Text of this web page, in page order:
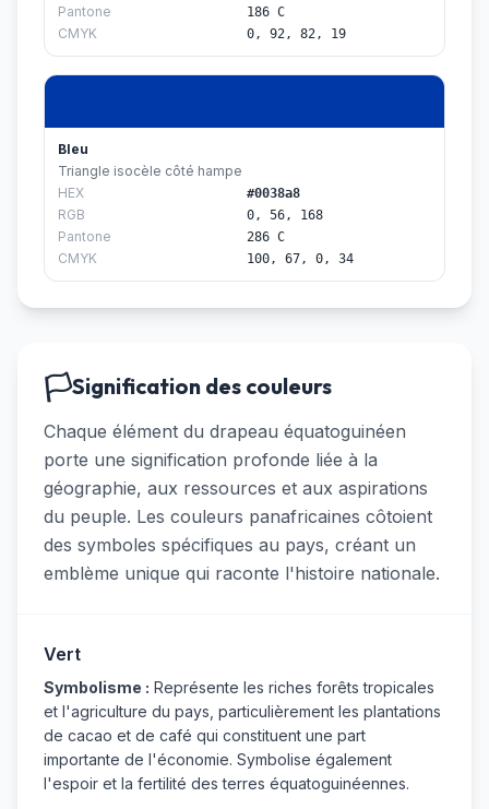
Pantone 186 C
CMYK 0, 92, 82, 19
Bleu
Triangle isocèle côté hampe
HEX
#0038a8
RGB 0, 56, 168
Pantone 286 C
CMYK 100, 67, 0, 34
🏳️Signification des couleurs
Chaque élément du drapeau équatoguinéen
porte une signification profonde liée à la
géographie, aux ressources et aux aspirations
du peuple. Les couleurs panafricaines côtoient
des symboles spécifiques au pays, créant un
emblème unique qui raconte l'histoire nationale.
Vert
Symbolisme : Représente les riches forêts tropicales
et l'agriculture du pays, particulièrement les plantations
de cacao et de café qui constituent une part
importante de l'économie. Symbolise également
l'espoir et la fertilité des terres équatoguinéennes.